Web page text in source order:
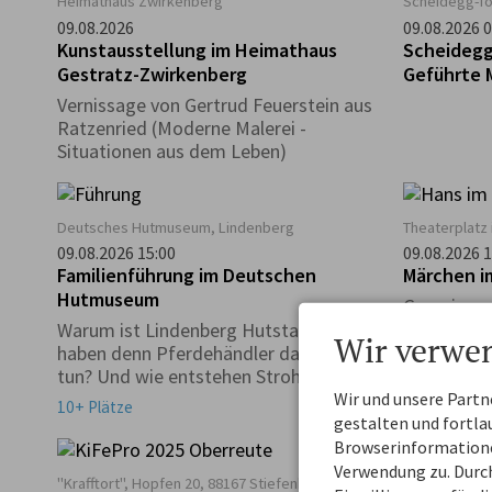
09.08.2026
Kunstausstellung im Heimathaus
Gestratz-Zwirkenberg
Vernissage von Gertrud Feuerstein aus
Ratzenried (Moderne Malerei -
Situationen aus dem Leben)
09.08.2026
Geführte
Deutsches Hutmuseum, Lindenberg
09.08.2026 15:00
Familienführung im Deutschen
Hutmuseum
Warum ist Lindenberg Hutstadt? Was
haben denn Pferdehändler damit zu
tun? Und wie entstehen Strohhüte?
Warum gibt es einen Haifisch im
10+ Plätze 0,00 €
Theaterplatz
09.08.2026
"Krafftort", Hopfen 20, 88167 Stiefenhofen Scheidegg-
Wir
Wir und unsere
gestalten und
Verwendung zu.